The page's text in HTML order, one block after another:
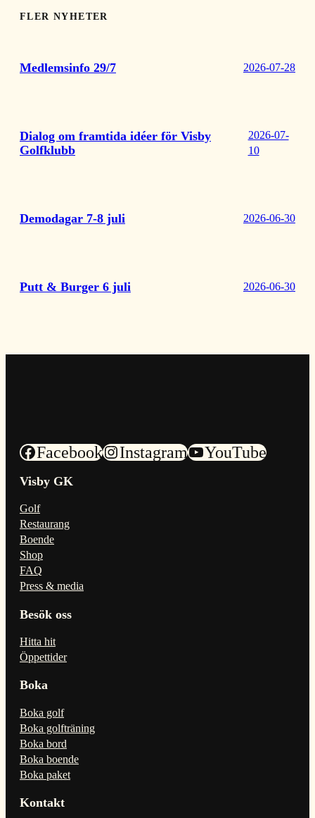
FLER NYHETER
Medlemsinfo 29/7 2026-07-28
Dialog om framtida idéer för Visby
Golfklubb
2026-07-
10
Demodagar 7-8 juli 2026-06-30
Putt & Burger 6 juli 2026-06-30
Facebook Instagram YouTube
Visby GK
Golf
Restaurang
Boende
Shop
FAQ
Press & media
Besök oss
Hitta hit
Öppettider
Boka
Boka golf
Boka golfträning
Boka bord
Boka boende
Boka paket
Kontakt